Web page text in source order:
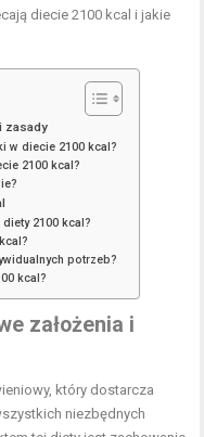
diecie 2100 kcal i jakie
zasady
w diecie 2100 kcal?
2100 kcal?
2100 kcal?
potrzeb?
kcal?
założenia i
który dostarcza
niezbędnych